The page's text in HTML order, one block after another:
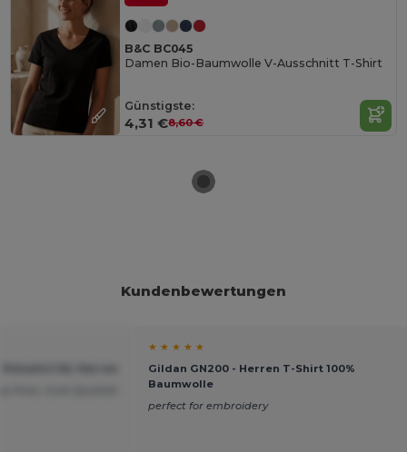
B&C BC045
Damen Bio-Baumwolle V-Ausschnitt T-Shirt
Günstigste:
4,31 €8,60 €
Kundenbewertungen
★ ★ ★ ★ ★
Gildan GN200 - Herren T-Shirt 100%
Baumwolle
perfect for embroidery